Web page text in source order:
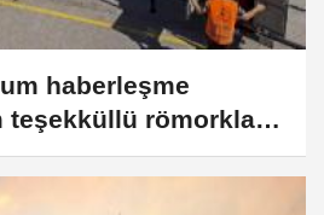
haberleşme
teşekküllü römorklar